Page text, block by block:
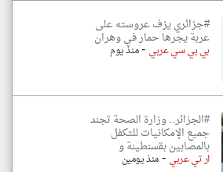
#جزائري يزف عروسته على
عربة يجرها حمار في وهران
بي بي سي عربي -منذ يوم
#الجزائر.. وزارة الصحة تجند
جميع الإمكانيات للتكفل
بالمصابين بقسنطينة و
ار تي عربي -منذ يومين